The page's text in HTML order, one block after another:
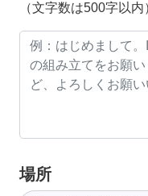
（文字数は500字以内
場所